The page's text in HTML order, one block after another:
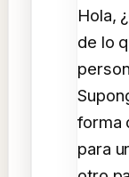
Hola,
de lo
forma
para